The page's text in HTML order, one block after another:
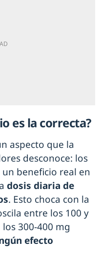
es la correcta?
aspecto que la
desconoce: los
beneficio real en
dosis diaria de
. Esto choca con la
entre los 100 y
los 300-400 mg
efecto